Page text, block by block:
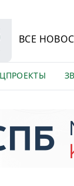
ВСЕ
ИНН: 7831000027